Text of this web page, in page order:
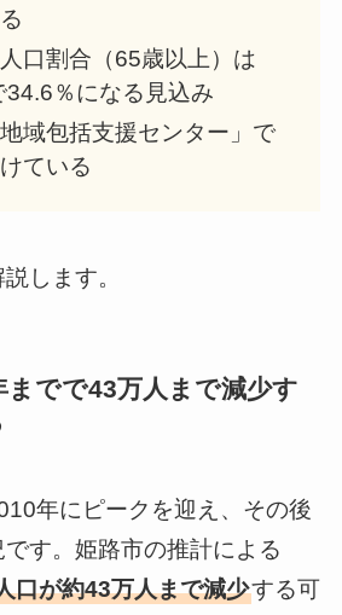
口割合（65歳以上）は
％になる見込み
域包括支援センター」で
ている
します。
までで43万人まで減少す
年にピークを迎え、その後
す。姫路市の推計による
口が約43万人まで減少する可